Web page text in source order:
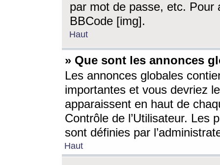
par mot de passe, etc. Pour
BBCode [img].
Haut
» Que sont les annonces
Les annonces globales
importantes et vous devriez
apparaissent en haut de
Contrôle de l’Utilisateur. Les
sont définies par
Haut